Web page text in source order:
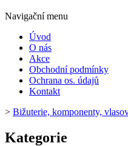
Navigační menu
Úvod
O nás
Akce
Obchodní podmínky
Ochrana os. údajů
Kontakt
> Bižuterie, komponenty,
Kategorie